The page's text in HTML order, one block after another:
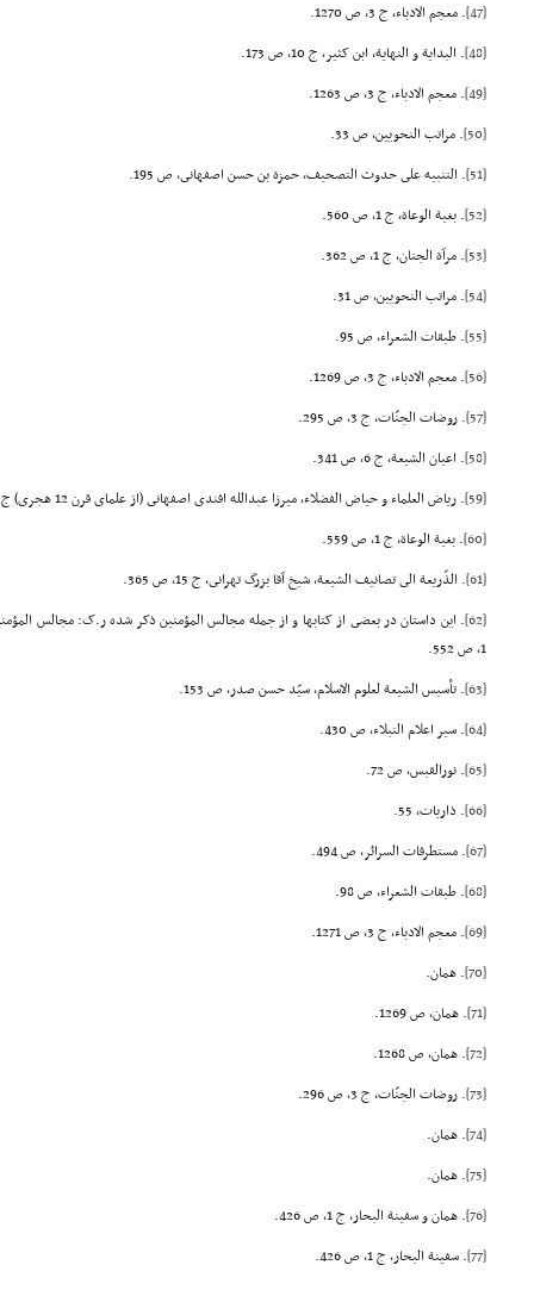
[47]
. معجم الادباء، ج 3، ص 1270.
[48]
. البدایة و النهایة، ابن کثیر، ج 10، ص 173.
[49]
. معجم الادباء، ج 3، ص 1263.
[50]
. مراتب النحویین، ص 33.
[51]
. التنبیه على حدوث التصحیف، حمزة بن حسن اصفهانى، ص 195.
[52]
. بغیة الوعاة، ج 1، ص 560.
[53]
. مرآة الجنان، ج 1، ص 362.
[54]
. مراتب النحویین، ص 31.
[55]
. طبقات الشعراء، ص 95.
[56]
. معجم الادباء، ج 3، ص 1269.
[57]
. روضات الجنّات، ج 3، ص 295.
[58]
. اعیان الشیعة، ج 6، ص 341.
[59]
. ریاض العلماء و حیاض الفضلاء، میرزا عبدالله افندى اصفهانى (از علماى قرن 12 هجرى) ج 2، ص 254.
[60]
. بغیة الوعاة، ج 1، ص 559.
[61]
. الذّریعة الى تصانیف الشیعة، شیخ آقا بزرگ تهرانى، ج 15، ص 365.
[62]
1، ص 552.
[63]
. تأسیس الشیعة لعلوم الاسلام، سیّد حسن صدر، ص 153.
[64]
. سیر اعلام النبلاء، ص 430.
[65]
. نورالقبس، ص 72.
[66]
. ذاریات، 55.
[67]
. مستطرفات السرائر، ص 494.
[68]
. طبقات الشعراء، ص 98.
[69]
. معجم الادباء، ج 3، ص 1271.
[70]
. همان.
[71]
. همان، ص 1269.
[72]
. همان، ص 1268.
[73]
. روضات الجنّات، ج 3، ص 296.
[74]
. همان.
[75]
. همان.
[76]
. همان و سفینة البحار، ج 1، ص 426.
[77]
. سفینة البحار، ج 1، ص 426.